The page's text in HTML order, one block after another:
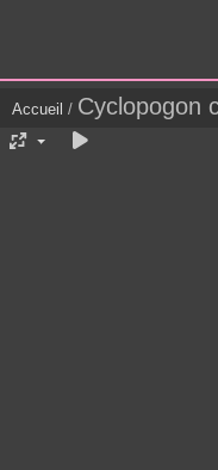
Accueil / Cyclopogon